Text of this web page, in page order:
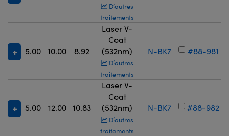
D’autres
traitements
5.00 10.00 8.92
Laser V-
Coat
(532nm)
D’autres
traitements
N-BK7 #88-981
5.00 12.00 10.83
Laser V-
Coat
(532nm)
D’autres
traitements
N-BK7 #88-982